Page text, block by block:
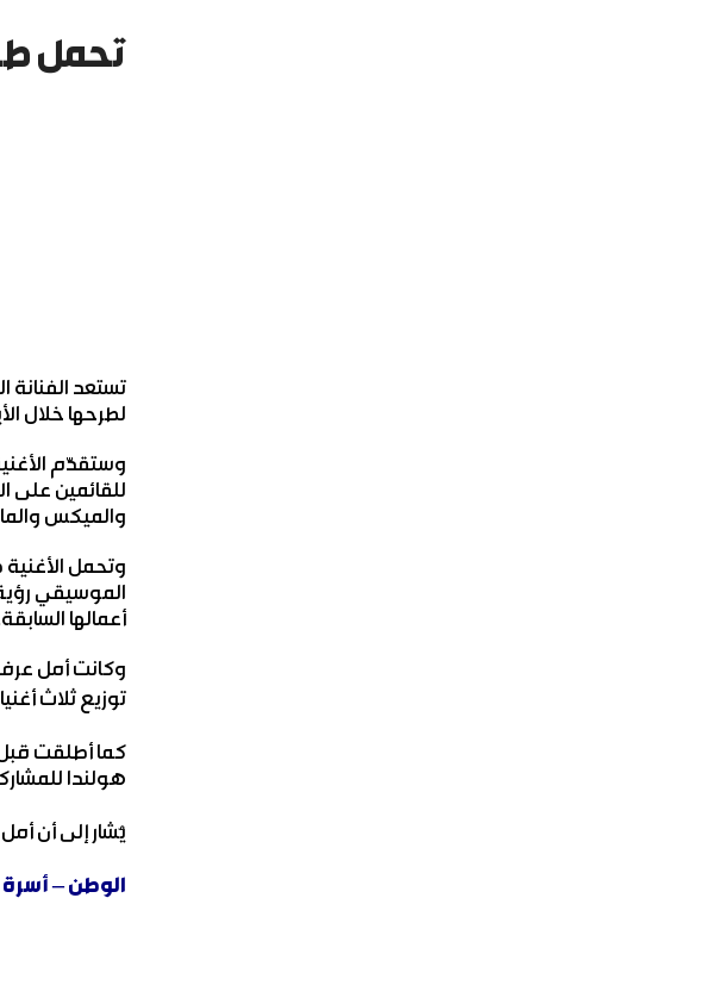
تحمل
تستعد الفنانة
لطرحها خلال
وستقدّم
للقائمين على
والميكس
وتحمل
الموسيقي
أعمالها
وكانت أمل
توزيع ثلاث
كما أطلقت قبل
هولندا
يُشار إلى أن
الوطن – أسرة